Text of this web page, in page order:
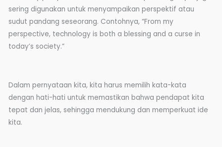
sering digunakan untuk menyampaikan perspektif atau
sudut pandang seseorang. Contohnya, “From my
perspective, technology is both a blessing and a curse in
today’s society.”
Dalam pernyataan kita, kita harus memilih kata-kata
dengan hati-hati untuk memastikan bahwa pendapat kita
tepat dan jelas, sehingga mendukung dan memperkuat ide
kita.